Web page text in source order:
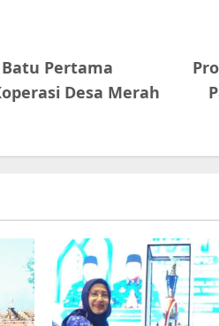
Pertama
Desa Merah